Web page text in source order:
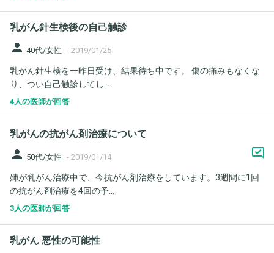
乳がん針生検後の自己触診
person 40代/女性 - 2019/01/25
乳がん針生検を一昨日受け、結果待ち中です。 傷の痛みもなくな
り、つい自己触診してし...
4人の医師が回答
乳がんの抗がん剤治療について
person 50代/女性 - 2019/01/14
姉が乳がん治療中で、今抗がん剤治療をしています。3週間に1回
の抗がん剤治療を4回の予...
3人の医師が回答
乳がん 悪性の可能性